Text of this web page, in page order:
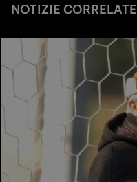
NOTIZIE CORRELATE